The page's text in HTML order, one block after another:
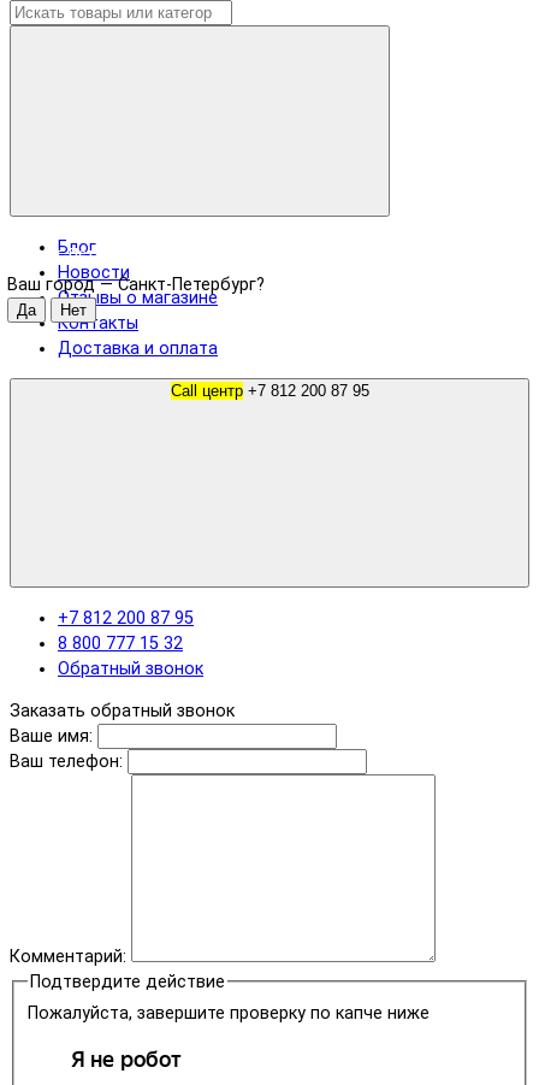
Санкт-Петербург
Ваш город —Санкт-Петербург?
Блог
Новости
Отзывы о магазине
Контакты
Доставка и оплата
Call центр +7 812 200 87 95
+7 812 200 87 95
8 800 777 15 32
Обратный звонок
Заказать обратный звонок
Ваше имя:
Ваш телефон:
Комментарий:
Подтвердите действие
Пожалуйста, завершите проверку по капче ниже